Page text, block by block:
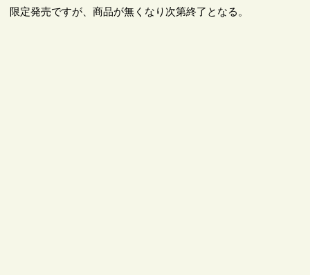
限定発売ですが、商品が無くなり次第終了となる。